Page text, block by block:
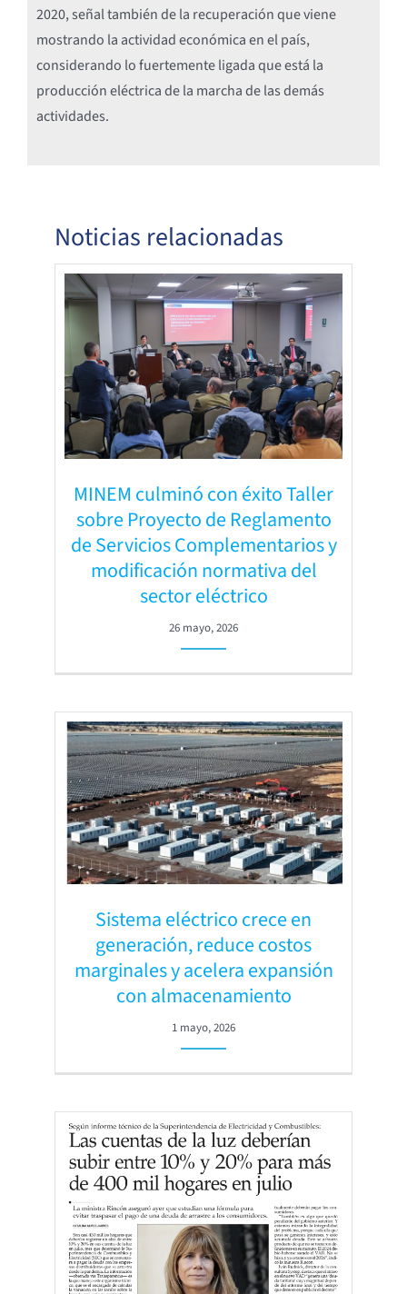
2020, señal también de la recuperación que viene
mostrando la actividad económica en el país,
considerando lo fuertemente ligada que está la
producción eléctrica de la marcha de las demás
actividades.
Noticias relacionadas
MINEM culminó con éxito Taller
sobre Proyecto de Reglamento
de Servicios Complementarios y
modificación normativa del
sector eléctrico
26 mayo, 2026
Sistema eléctrico crece en
generación, reduce costos
marginales y acelera expansión
con almacenamiento
1 mayo, 2026